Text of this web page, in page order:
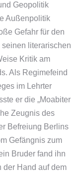
Geopolitik
Außenpolitik
Gefahr für den
literarischen
Kritik am
Als Regimefeind
im Lehrter
er die „Moabiter
Zeugnis des
Befreiung Berlins
Gefängnis zum
Bruder fand ihn
der Hand auf dem